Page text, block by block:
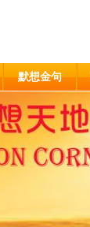
默想金句